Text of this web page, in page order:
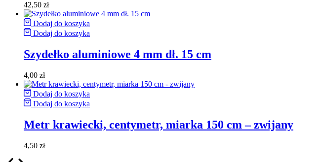
42,50 zł
Dodaj do koszyka
Dodaj do koszyka
Szydełko aluminiowe 4 mm dł. 15 cm
4,00 zł
Dodaj do koszyka
Dodaj do koszyka
Metr krawiecki, centymetr, miarka 150 cm – zwijany
4,50 zł